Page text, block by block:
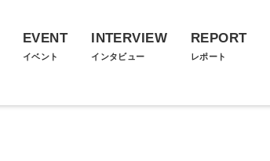
EVENT
イベント
INTERVIEW
インタビュー
REPORT
レポート